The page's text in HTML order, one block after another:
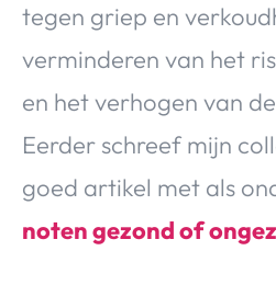
tegen griep en
verminderen van het
en het verhogen van
Eerder schreef mijn
goed artikel met als
noten gezond of